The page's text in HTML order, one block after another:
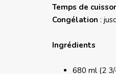
Temps de
Congélation :
Ingrédients
680 ml (2